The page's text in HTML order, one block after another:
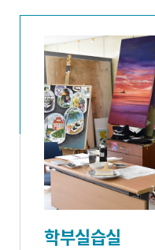
학부실습실